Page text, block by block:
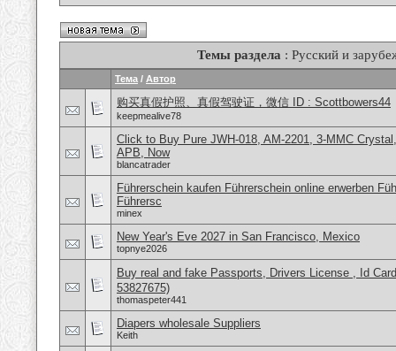
Темы раздела : Русский и
Тема / Автор
购买真假护照、真假驾驶证，微信 ID : Scottbowers44
keepmealive78
Click to Buy Pure JWH-018, AM-2201, 3-MMC
APB, Now
blancatrader
Führerschein kaufen Führerschein online erwerben
Führersc
minex
New Year's Eve 2027 in San Francisco, Mexico
topnye2026
Buy real and fake Passports, Drivers License , Id
53827675)
thomaspeter441
Diapers wholesale Suppliers
Keith